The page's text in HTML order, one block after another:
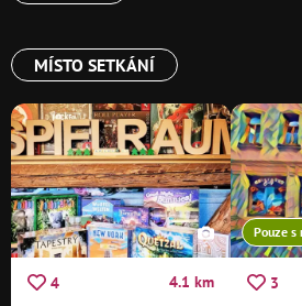
MÍSTO SETKÁNÍ
4 4.1 km
Pouze s
3